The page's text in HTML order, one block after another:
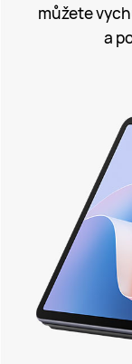
můžete
a